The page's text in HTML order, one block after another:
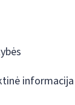
informacija